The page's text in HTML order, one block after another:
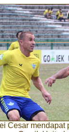
Cesar mendapat